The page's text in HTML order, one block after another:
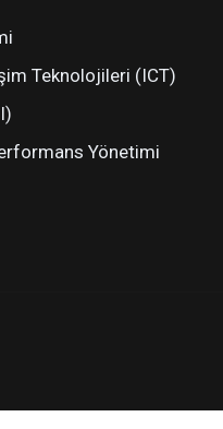
Teknolojileri (ICT)
Yönetimi